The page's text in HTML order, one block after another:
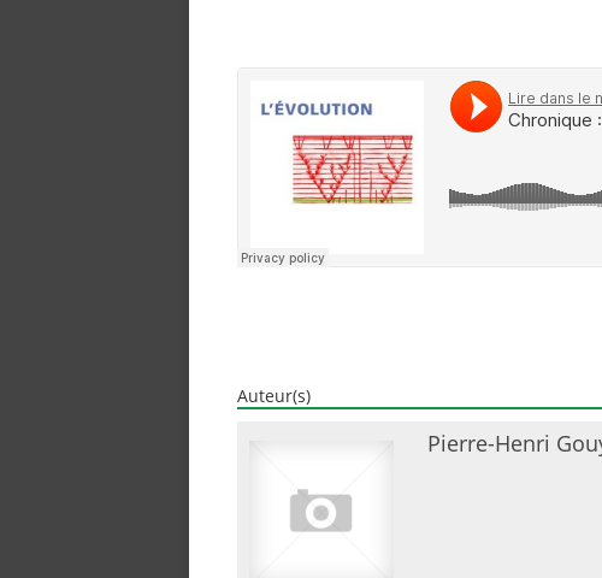
Auteur(s)
Pierre-Henri